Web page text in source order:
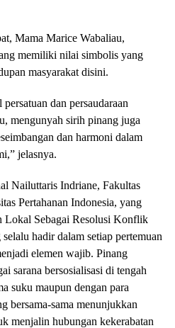
Mama Marice Wabaliau,
memiliki nilai simbolis yang
masyarakat disini.
dan persaudaraan
mengunyah sirih pinang juga
dan harmoni dalam
jelasnya.
Nailuttaris Indriane, Fakultas
Pertahanan Indonesia, yang
Lokal Sebagai Resolusi Konflik
hadir dalam setiap pertemuan
elemen wajib. Pinang
sarana bersosialisasi di tengah
suku maupun dengan para
bersama-sama menunjukkan
menjalin hubungan kekerabatan